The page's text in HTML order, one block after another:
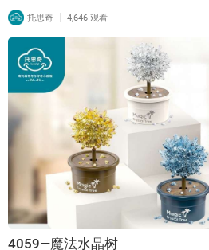
托思奇 | 4,646 观看
4059—魔法水晶树